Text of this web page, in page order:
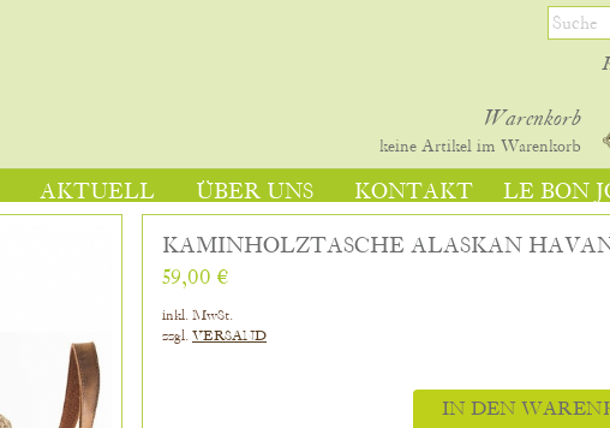
Warenkorb
keine Artikel im Warenkorb
AKTUELL ÜBER UNS KONTAKT LE BON
KAMINHOLZTASCHE ALASKAN
59,00 €
inkl. MwSt.
zzgl. VERSAND
IN DEN